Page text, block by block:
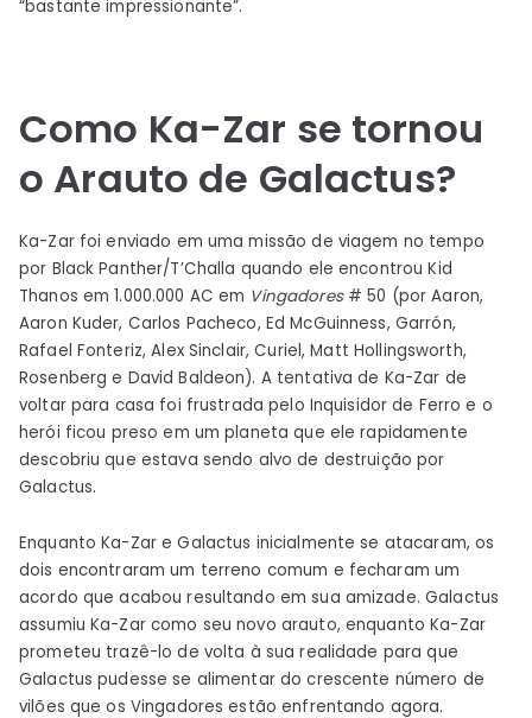
“bastante impressionante”.
Como Ka-Zar se tornou
o Arauto de Galactus?
Ka-Zar foi enviado em uma missão de viagem no tempo
por Black Panther/T’Challa quando ele encontrou Kid
Thanos em 1.000.000 AC em Vingadores # 50 (por Aaron,
Aaron Kuder, Carlos Pacheco, Ed McGuinness, Garrón,
Rafael Fonteriz, Alex Sinclair, Curiel, Matt Hollingsworth,
Rosenberg e David Baldeon). A tentativa de Ka-Zar de
voltar para casa foi frustrada pelo Inquisidor de Ferro e o
herói ficou preso em um planeta que ele rapidamente
descobriu que estava sendo alvo de destruição por
Galactus.
Enquanto Ka-Zar e Galactus inicialmente se atacaram, os
dois encontraram um terreno comum e fecharam um
acordo que acabou resultando em sua amizade. Galactus
assumiu Ka-Zar como seu novo arauto, enquanto Ka-Zar
prometeu trazê-lo de volta à sua realidade para que
Galactus pudesse se alimentar do crescente número de
vilões que os Vingadores estão enfrentando agora.